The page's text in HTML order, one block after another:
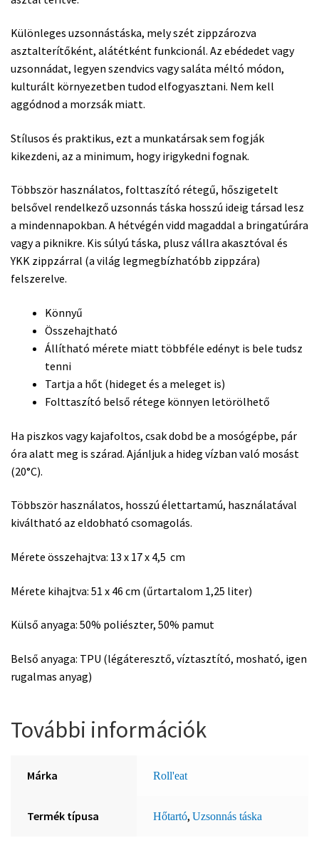
Különleges uzsonnástáska, mely szét zippzározva
asztalterítőként, alátétként funkcionál. Az ebédedet vagy
uzsonnádat, legyen szendvics vagy saláta méltó módon,
kulturált környezetben tudod elfogyasztani. Nem kell
aggódnod a morzsák miatt.
Stílusos és praktikus, ezt a munkatársak sem fogják
kikezdeni, az a minimum, hogy irigykedni fognak.
Többször használatos, folttaszító rétegű, hőszigetelt
belsővel rendelkező uzsonnás táska hosszú ideig társad lesz
a mindennapokban. A hétvégén vidd magaddal a bringatúrára
vagy a piknikre. Kis súlyú táska, plusz vállra akasztóval és
YKK zippzárral (a világ legmegbízhatóbb zippzára)
felszerelve.
Könnyű
Összehajtható
Állítható mérete miatt többféle edényt is bele tudsz
tenni
Tartja a hőt (hideget és a meleget is)
Folttaszító belső rétege könnyen letörölhető
Ha piszkos vagy kajafoltos, csak dobd be a mosógépbe, pár
óra alatt meg is szárad. Ajánljuk a hideg vízban való mosást
(20°C).
Többször használatos, hosszú élettartamú, használatával
kiváltható az eldobható csomagolás.
Mérete összehajtva: 13 x 17 x 4,5 cm
Mérete kihajtva: 51 x 46 cm (űrtartalom 1,25 liter)
Külső anyaga: 50% poliészter, 50% pamut
Belső anyaga: TPU (légáteresztő, víztasztító, mosható, igen
rugalmas anyag)
További információk
Márka Roll'eat
Termék típusa Hőtartó, Uzsonnás táska